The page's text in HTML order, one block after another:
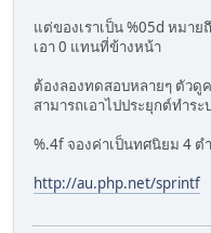
แต่ของเราเป็น %05d หมา
เอา 0 แทนที่ข้างหน้า
ต้องลองทดสอบหลายๆ ตัวดู
สามารถเอาไปประยุกต์ทำ
%.4f จองค่าเป็นทศนิยม 4 ต
http://au.php.net/sprintf